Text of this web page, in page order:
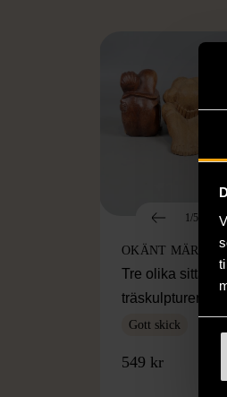
1/5
OKÄNT MÄRKE
Tre olika
träskulpturer
Gott skick
549 kr